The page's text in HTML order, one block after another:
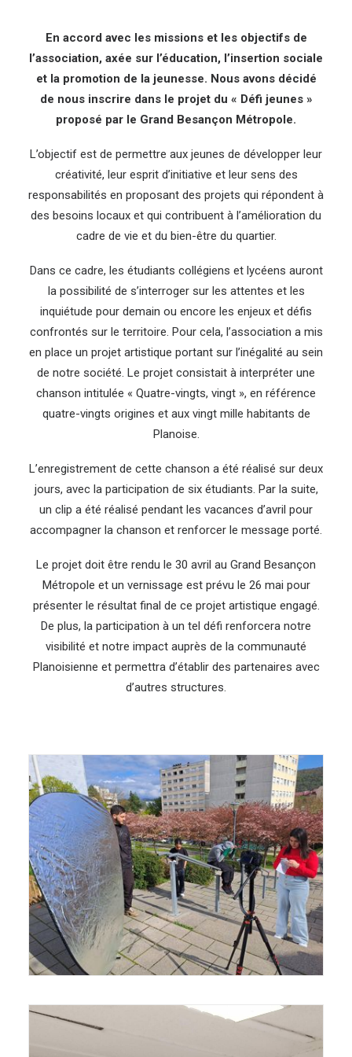
En accord avec les missions et les objectifs de
l’association, axée sur l’éducation, l’insertion sociale
et la promotion de la jeunesse. Nous avons décidé
de nous inscrire dans le projet du « Défi jeunes »
proposé par le Grand Besançon Métropole.
L’objectif est de permettre aux jeunes de développer leur
créativité, leur esprit d’initiative et leur sens des
responsabilités en proposant des projets qui répondent à
des besoins locaux et qui contribuent à l’amélioration du
cadre de vie et du bien-être du quartier.
Dans ce cadre, les étudiants collégiens et lycéens auront
la possibilité de s’interroger sur les attentes et les
inquiétude pour demain ou encore les enjeux et défis
confrontés sur le territoire. Pour cela, l’association a mis
en place un projet artistique portant sur l’inégalité au sein
de notre société. Le projet consistait à interpréter une
chanson intitulée « Quatre-vingts, vingt », en référence
quatre-vingts origines et aux vingt mille habitants de
Planoise.
L’enregistrement de cette chanson a été réalisé sur deux
jours, avec la participation de six étudiants. Par la suite,
un clip a été réalisé pendant les vacances d’avril pour
accompagner la chanson et renforcer le message porté.
Le projet doit être rendu le 30 avril au Grand Besançon
Métropole et un vernissage est prévu le 26 mai pour
présenter le résultat final de ce projet artistique engagé.
De plus, la participation à un tel défi renforcera notre
visibilité et notre impact auprès de la communauté
Planoisienne et permettra d’établir des partenaires avec
d’autres structures.